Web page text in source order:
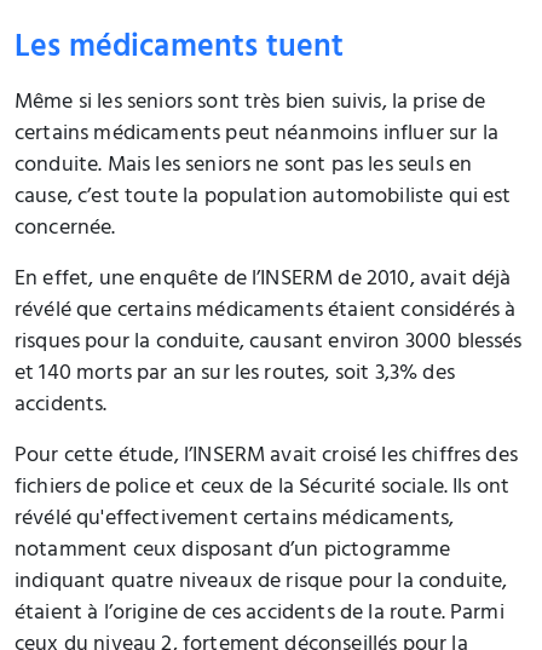
Les médicaments tuent
Même si les seniors sont très bien suivis, la prise de
certains médicaments peut néanmoins influer sur la
conduite. Mais les seniors ne sont pas les seuls en
cause, c’est toute la population automobiliste qui est
concernée.
En effet, une enquête de l’INSERM de 2010, avait déjà
révélé que certains médicaments étaient considérés à
risques pour la conduite, causant environ 3000 blessés
et 140 morts par an sur les routes, soit 3,3% des
accidents.
Pour cette étude, l’INSERM avait croisé les chiffres des
fichiers de police et ceux de la Sécurité sociale. Ils ont
révélé qu'effectivement certains médicaments,
notamment ceux disposant d’un pictogramme
indiquant quatre niveaux de risque pour la conduite,
étaient à l’origine de ces accidents de la route. Parmi